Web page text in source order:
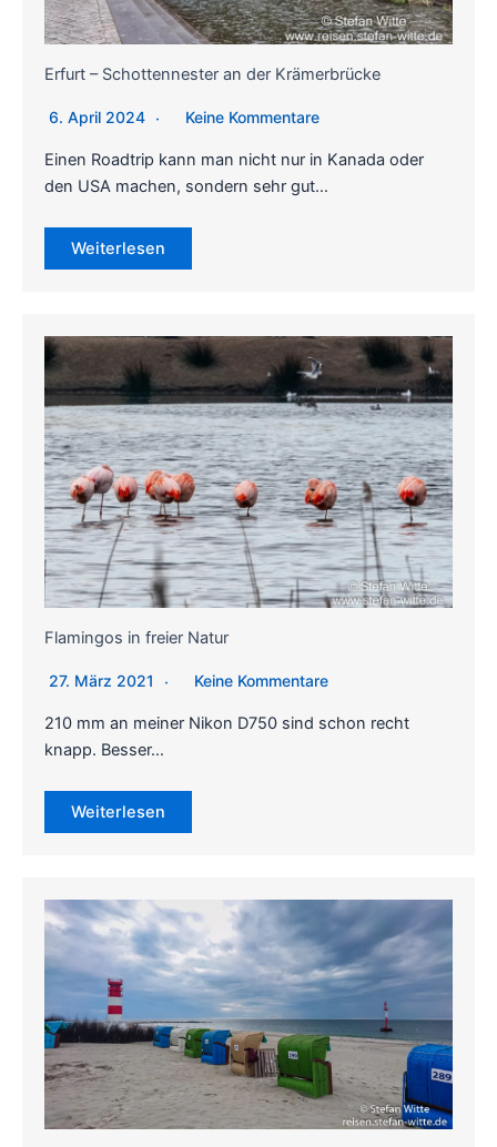
Erfurt – Schottennester an der Krämerbrücke
6. April 2024 Keine Kommentare
Einen Roadtrip kann man nicht nur in Kanada oder
den USA machen, sondern sehr gut…
Weiterlesen
Flamingos in freier Natur
27. März 2021 Keine Kommentare
210 mm an meiner Nikon D750 sind schon recht
knapp. Besser…
Weiterlesen